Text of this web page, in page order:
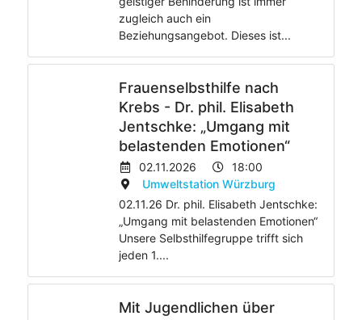
zugleich auch ein
Beziehungsangebot. Dieses ist...
Frauenselbsthilfe nach
Krebs - Dr. phil. Elisabeth
Jentschke: „Umgang mit
belastenden Emotionen“
02.11.2026
18:00
Umweltstation Würzburg
02.11.26 Dr. phil. Elisabeth Jentschke:
„Umgang mit belastenden Emotionen“
Unsere Selbsthilfegruppe trifft sich
jeden 1....
Mit Jugendlichen über